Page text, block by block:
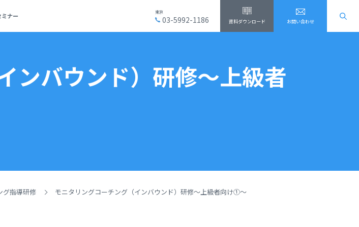
ミナー
東京
03-5992-1186 資料ダウンロード お問い合わせ
ンバウンド）研修～上級者
グ指導研修 モニタリングコーチング（インバウンド）研修～上級者向け①～